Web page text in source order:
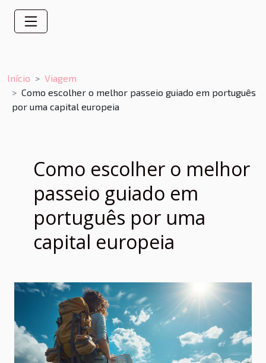
Início
Viagem
Como escolher o melhor passeio guiado em português
por uma capital europeia
Como escolher o melhor
passeio guiado em
português por uma
capital europeia